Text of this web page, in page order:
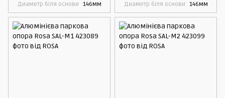
Диаметр біля основи 146мм
Диаметр біля основи 146мм